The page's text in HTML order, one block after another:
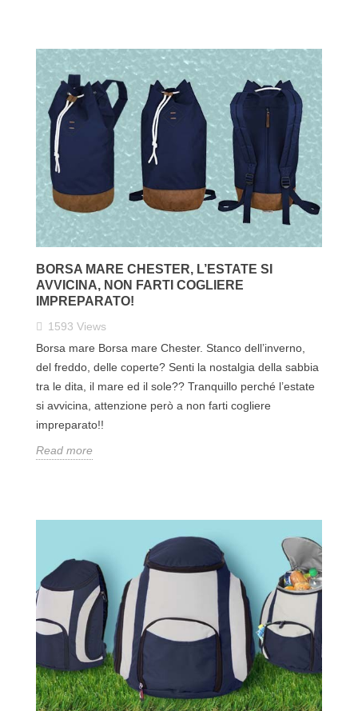
BORSA MARE CHESTER, L’ESTATE SI
AVVICINA, NON FARTI COGLIERE
IMPREPARATO!
1593 Views
Borsa mare Borsa mare Chester. Stanco dell’inverno,
del freddo, delle coperte? Senti la nostalgia della sabbia
tra le dita, il mare ed il sole?? Tranquillo perché l’estate
si avvicina, attenzione però a non farti cogliere
impreparato!!
Read more